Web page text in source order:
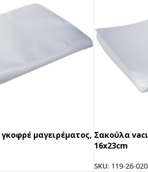
μαγειρέματος, Σακούλα
16x23cm
SKU: 119-26-020